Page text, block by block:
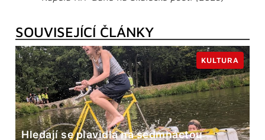
SOUVISEJÍCÍ ČLÁNKY
Hledají se plavidla na sedmnáctou
KULTURA